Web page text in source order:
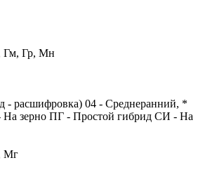
Гм, Гр, Мн
- расшифровка) 04 - Среднеранний, *
На зерно ПГ - Простой гибрид СИ - На
Мг